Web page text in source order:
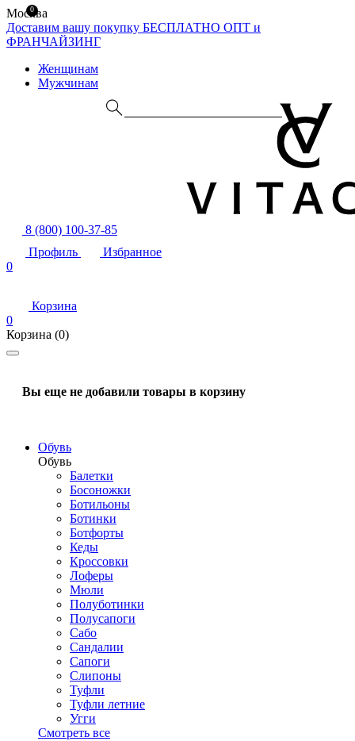
Москва
Доставим вашу покупку БЕСПЛАТНО ОПТ и
ФРАНЧАЙЗИНГ
Женщинам
Мужчинам
8 (800) 100-37-85
Профиль
Избранное
0
Корзина
0
Корзина (0)
Вы еще не добавили товары в корзину
Обувь
Обувь
Балетки
Босоножки
Ботильоны
Ботинки
Ботфорты
Кеды
Кроссовки
Лоферы
Мюли
Полуботинки
Полусапоги
Сабо
Сандалии
Сапоги
Слипоны
Туфли
Туфли летние
Угги
Смотреть все
0